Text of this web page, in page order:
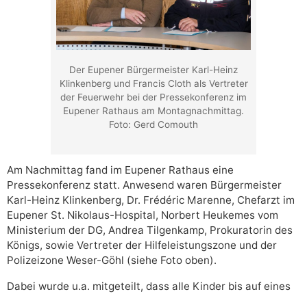
Der Eupener Bürgermeister Karl-Heinz
Klinkenberg und Francis Cloth als Vertreter
der Feuerwehr bei der Pressekonferenz im
Eupener Rathaus am Montagnachmittag.
Foto: Gerd Comouth
Am Nachmittag fand im Eupener Rathaus eine
Pressekonferenz statt. Anwesend waren Bürgermeister
Karl-Heinz Klinkenberg, Dr. Frédéric Marenne, Chefarzt im
Eupener St. Nikolaus-Hospital, Norbert Heukemes vom
Ministerium der DG, Andrea Tilgenkamp, Prokuratorin des
Königs, sowie Vertreter der Hilfeleistungszone und der
Polizeizone Weser-Göhl (siehe Foto oben).
Dabei wurde u.a. mitgeteilt, dass alle Kinder bis auf eines